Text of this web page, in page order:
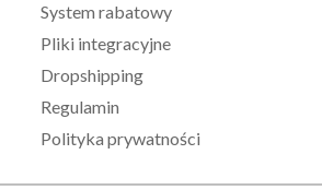
System rabatowy
Pliki integracyjne
Dropshipping
Regulamin
Polityka prywatności